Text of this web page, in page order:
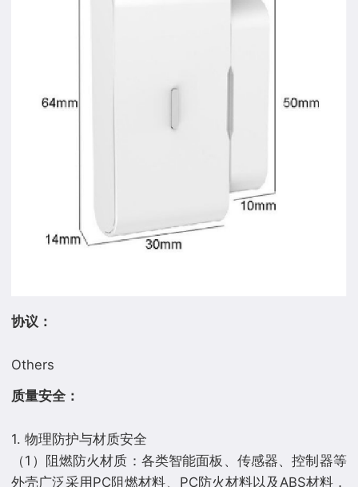
协议：
质量安全：
1. 物理防护与材质安全
（1）阻燃防火材质：各类智能面板、传感器、控制器等
外壳广泛采用PC阻燃材料、PC防火材料以及ABS材料，